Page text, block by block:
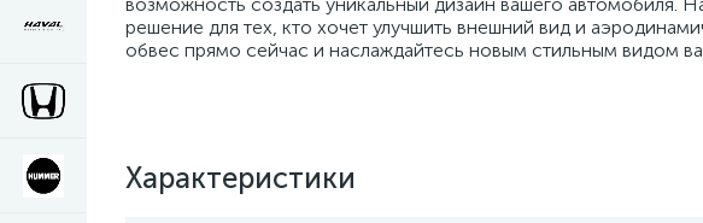
решение для тех, кто хочет улучшить внешний вид и
обвес прямо сейчас и наслаждайтесь новым стильным видом
Характеристики